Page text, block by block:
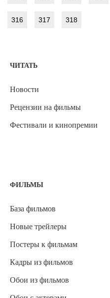
316 317 318
ЧИТАТЬ
Новости
Рецензии на фильмы
Фестивали и кинопремии
ФИЛЬМЫ
База фильмов
Новые трейлеры
Постеры к фильмам
Кадры из фильмов
Обои из фильмов